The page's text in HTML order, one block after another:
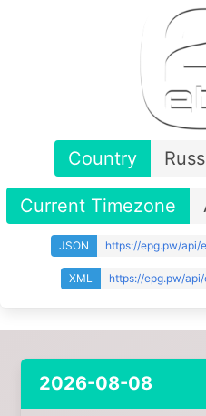
Country
Current Timezone
JSON https://epg.pw/api/
XML https://epg.pw/
2026-08-08